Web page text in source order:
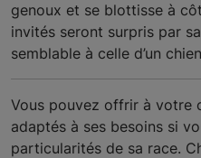
genoux et se blottisse à
invités seront surpris par
semblable à celle d’un
Vous pouvez offrir à votre
adaptés à ses besoins si
particularités de sa race.